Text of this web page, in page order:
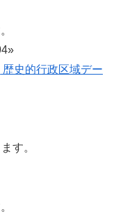
史的行政区域デー
す。